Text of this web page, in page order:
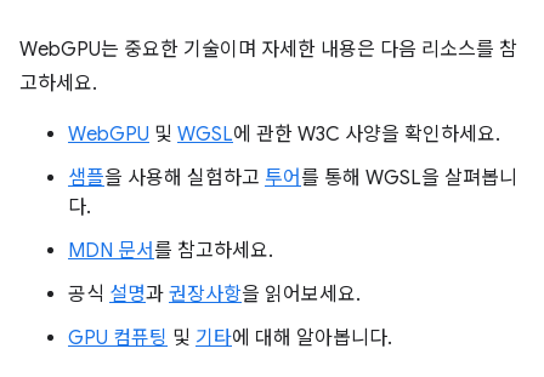
WebGPU는 중요한 기술이며 자세한 내용은 다음 리소스를 참
고하세요.
WebGPU 및 WGSL에 관한 W3C 사양을 확인하세요.
샘플을 사용해 실험하고 투어를 통해 WGSL을 살펴봅니
다.
MDN 문서를 참고하세요.
공식 설명과 권장사항을 읽어보세요.
GPU 컴퓨팅 및 기타에 대해 알아봅니다.